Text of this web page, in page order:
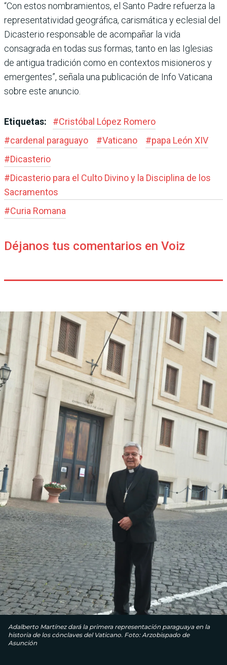
“Con estos nombramientos, el Santo Padre refuerza la
representatividad geográfica, carismática y eclesial del
Dicasterio responsable de acompañar la vida
consagrada en todas sus formas, tanto en las Iglesias
de antigua tradición como en contextos misioneros y
emergentes”, señala una publicación de Info Vaticana
sobre este anuncio.
Etiquetas: #Cristóbal López Romero
#cardenal paraguayo #Vaticano #papa León XIV
#Dicasterio
#Dicasterio para el Culto Divino y la Disciplina de los
Sacramentos
#Curia Romana
Déjanos tus comentarios en Voiz
Adalberto Martínez dará la primera representación paraguaya en la
historia de los cónclaves del Vaticano. Foto: Arzobispado de
Asunción